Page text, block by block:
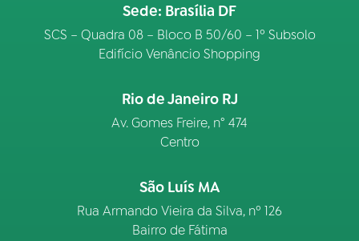
Sede: Brasília DF
SCS – Quadra 08 – Bloco B 50/60 – 1º Subsolo
Edifício Venâncio Shopping
Rio de Janeiro RJ
Av. Gomes Freire, n° 474
Centro
São Luís MA
Rua Armando Vieira da Silva, nº 126
Bairro de Fátima